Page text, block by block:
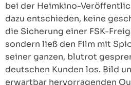
bei der Heimkino-
dazu entschieden, keine
die Sicherung einer FSK-
sondern ließ den Film mit
seiner ganzen, blutrot
deutschen Kunden los. Bild
erwartbar hervorragenden